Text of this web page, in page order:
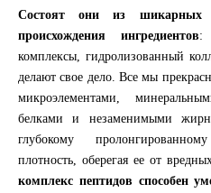
Состоят они из шикарных
происхождения ингредиентов:
комплексы, гидролизованный
делают свое дело. Все мы
микроэлементами,
белками и незаменимыми
глубокому
плотность, оберегая ее от
комплекс пептидов способен